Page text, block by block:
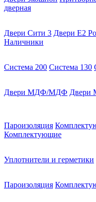
дверная
Двери Сити 3 Двери E2
Наличники
Система 200 Система 130
Двери МДФ/МДФ Двери
Пароизоляция
Комплектующие
Уплотнители и герметики
Пароизоляция